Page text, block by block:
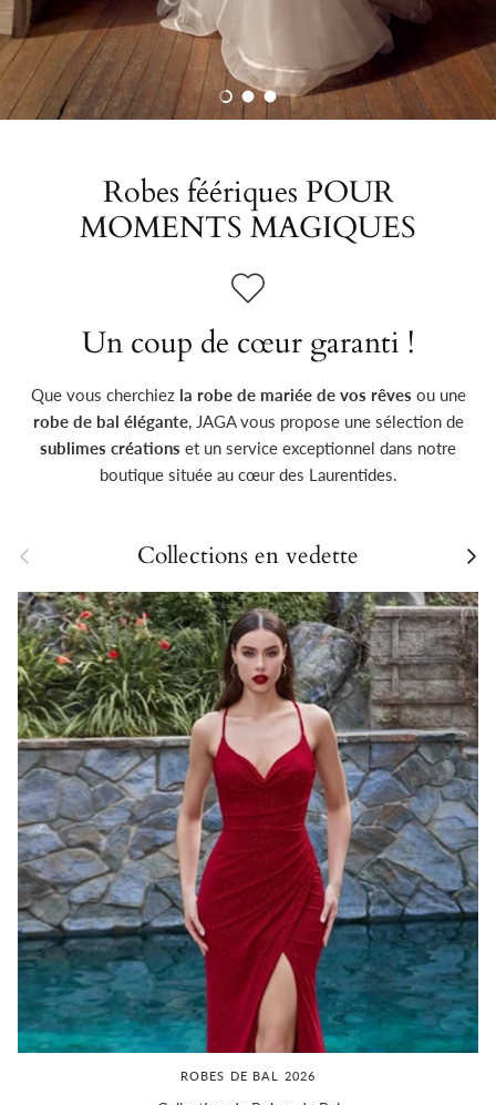
Charger la diapositive 1 de 3
Charger la diapositive 2 de 3
Charger la diapositive 3 de 3
Robes féériques POUR
MOMENTS MAGIQUES
Un coup de cœur garanti !
Que vous cherchiez la robe de mariée de vos rêves ou une
robe de bal élégante, JAGA vous propose une sélection de
sublimes créations et un service exceptionnel dans notre
boutique située au cœur des Laurentides.
Précédent Collections en vedette
ROBES DE BAL 2026